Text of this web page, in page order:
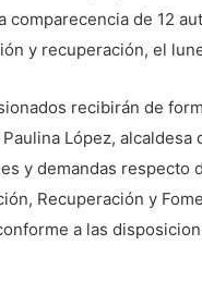
comparecencia de 12
y recuperación, el
recibirán de
Paulina López,
y demandas respecto
Recuperación y
a las